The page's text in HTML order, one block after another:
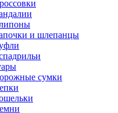
и шлепанцы
сумки